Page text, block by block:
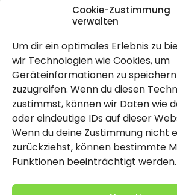
Cookie-Zustimmung
verwalten
Um dir ein optimales Erlebnis zu
wir Technologien wie Cookies, um
Geräteinformationen zu
zuzugreifen. Wenn du diesen
zustimmst, können wir Daten wie
oder eindeutige IDs auf dieser
Wenn du deine Zustimmung nicht
zurückziehst, können bestimmte
Funktionen beeinträchtigt werden.
Rechtlich
Impressum
Datenschutzerklärung
Cookie-Richtlinie (EU)